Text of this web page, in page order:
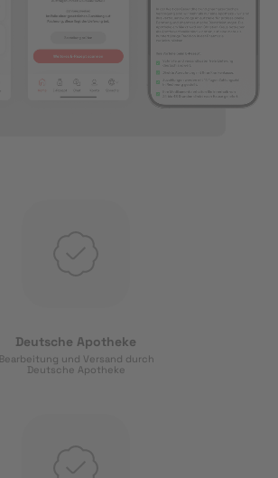
Deutsche Apotheke
Bearbeitung und Versand durch
Deutsche Apotheke